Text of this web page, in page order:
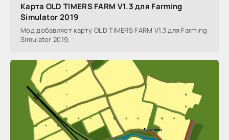
Карта OLD TIMERS FARM V1.3 для Farming
Simulator 2019
Мод добавляет карту OLD TIMERS FARM V1.3 для Farming
Simulator 2019.